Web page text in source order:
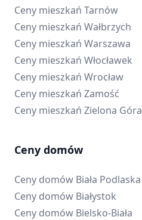
Ceny mieszkań Tarnów
Ceny mieszkań Wałbrzych
Ceny mieszkań Warszawa
Ceny mieszkań Włocławek
Ceny mieszkań Wrocław
Ceny mieszkań Zamość
Ceny mieszkań Zielona Góra
Ceny domów
Ceny domów Biała Podlaska
Ceny domów Białystok
Ceny domów Bielsko-Biała